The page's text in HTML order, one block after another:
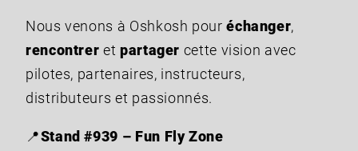
Nous venons à Oshkosh pouréchanger,
rencontrer et partager cette vision avec
pilotes, partenaires, instructeurs,
distributeurs et passionnés.
📍Stand #939 – Fun Fly Zone